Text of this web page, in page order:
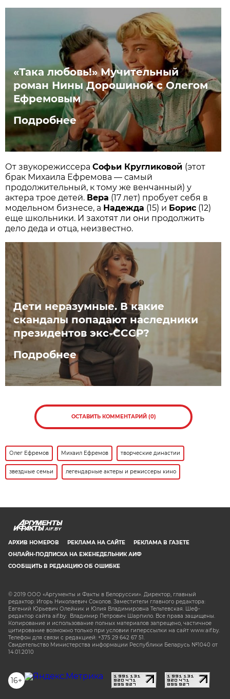
«Така любовь!» Мучительный
роман Нины Дорошиной с Олегом
Ефремовым
Подробнее
От звукорежиссераСофьи Кругликовой (этот
брак Михаила Ефремова — самый
продолжительный, к тому же венчанный) у
актера трое детей. Вера (17 лет) пробует себя в
модельном бизнесе, а Надежда (15) и Борис (12)
еще школьники. И захотят ли они продолжить
дело деда и отца, неизвестно.
Дети неразумные. В какие
скандалы попадают наследники
президентов экс-СССР?
Подробнее
ОСТАВИТЬ КОММЕНТАРИЙ (0)
Олег Ефремов Михаил Ефремов творческие династии
звездные семьи легендарные актеры и режиссеры кино
AIF.BY
АРХИВ НОМЕРОВ РЕКЛАМА НА САЙТЕ
РЕКЛАМА В ГАЗЕТЕ
ОНЛАЙН-ПОДПИСКА НА ЕЖЕНЕДЕЛЬНИК АИФ
СООБЩИТЬ В РЕДАКЦИЮ ОБ ОШИБКЕ
© 2019 ООО «Аргументы и Факты в Белоруссии». Директор, главный
редактор: Игорь Николаевич Соколов. Заместители главного редактора:
Евгений Юрьевич Олейник и Юлия Владимировна Тельтевская. Шеф-
редактор сайта aif.by: Владимир Петрович Шарпило. Все права защищены.
Копирование и использование полных материалов запрещено, частичное
цитирование возможно только при условии гиперссылки на сайт www.aif.by.
Телефон для связи с редакцией: +375 29 642 67 51.
Свидетельство Министерства информации Республики Беларусь №1040 от
14.01.2010
16+